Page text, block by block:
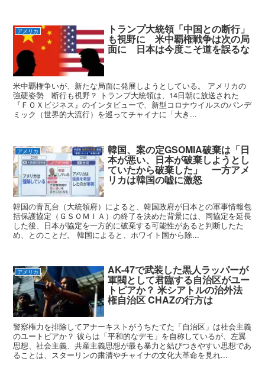
アメリカ トランプ大統領「中国との断行」
も視野に 米中覇権戦争は次の局
面に 日本は今度こそ道を誤るな
米中覇権争いが、新たな局面に発展しようとしている。 アメリカの
強硬姿勢 断行も視野？ トランプ大統領は、14日朝に放送された
『ＦＯＸビジネス』のインタビューで、新型コロナウイルスのパンデ
ミック（世界的大流行）を巡ってチャイナに「大き...
アメリカ 韓国、案の定GSOMIA破棄は「日
本が悪い、日本が破棄しようとし
ていたから破棄した」 一方アメ
リカは韓国の嘘に激怒
韓国の青瓦台（大統領府）によると、韓国政府が日本との軍事情報包
括保護協定（ＧＳＯＭＩＡ）の終了を決めた背景には、同協定を延長
した後、日本が協定を一方的に破棄する可能性があると判断したた
め、とのことだ。 韓国によると、ホワイト国から除...
アメリカ AK-47で武装した黒人ラッパーが
軍閥として君臨する自治区がユー
トピアか？ 米シアトルの治外法
権自治区 CHAZの行方は
警察権力を排除してアナーキストがうちたてた「自治区」は社会主義
のユートピアか？ 彼らは「平和的なデモ」を自称しているが、左翼
思想、社会主義、共産主義思想が最も暴力と結びつきやすい思想であ
ることは、スターリンの粛清やチャイナの文化大革命を見れ...